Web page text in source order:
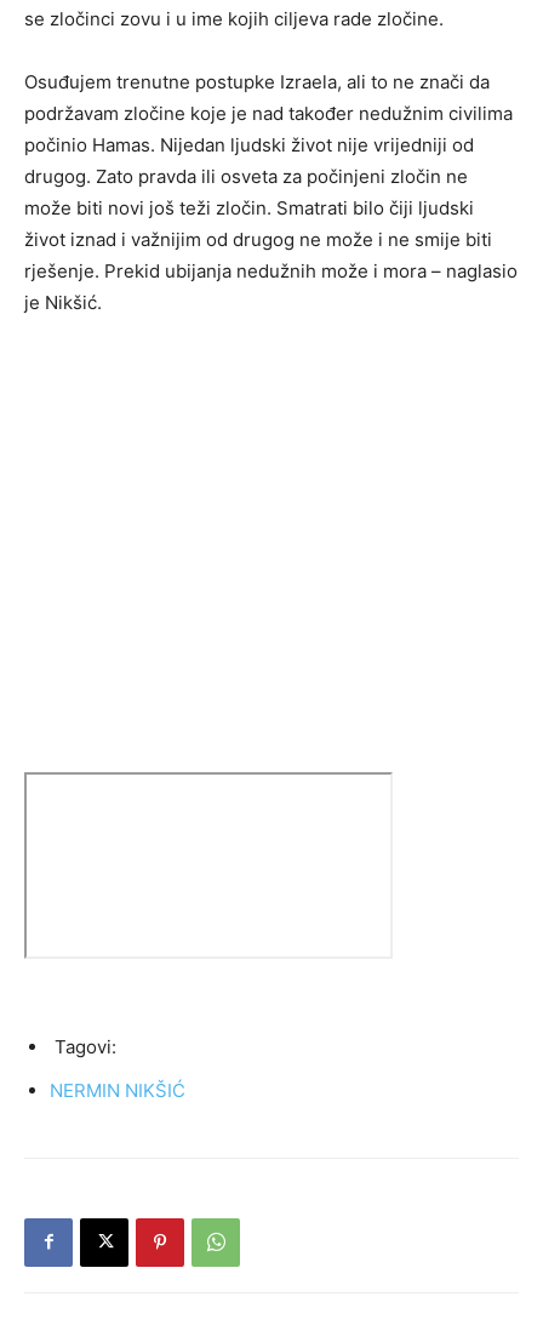
se zločinci zovu i u ime kojih ciljeva rade zločine.
Osuđujem trenutne postupke Izraela, ali to ne znači da
podržavam zločine koje je nad također nedužnim civilima
počinio Hamas. Nijedan ljudski život nije vrijedniji od
drugog. Zato pravda ili osveta za počinjeni zločin ne
može biti novi još teži zločin. Smatrati bilo čiji ljudski
život iznad i važnijim od drugog ne može i ne smije biti
rješenje. Prekid ubijanja nedužnih može i mora – naglasio
je Nikšić.
Tagovi:
NERMIN NIKŠIĆ